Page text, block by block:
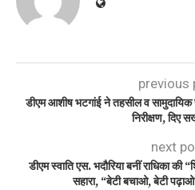
previous
डीएम आशीष भटगांई ने तहसील व
निरीक्षण, दिए
next
डीएम स्वाति एस. भदौरिया बनीं राधिका की
सहारा, “बेटी बचाओ, बेटी